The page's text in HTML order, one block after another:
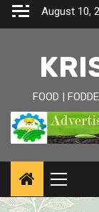
Skip
August 10,
FOOD |
Primary
Menu